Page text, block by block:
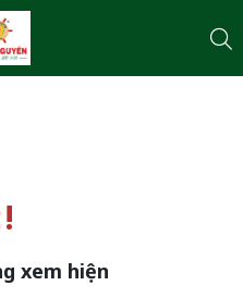
xem hiện